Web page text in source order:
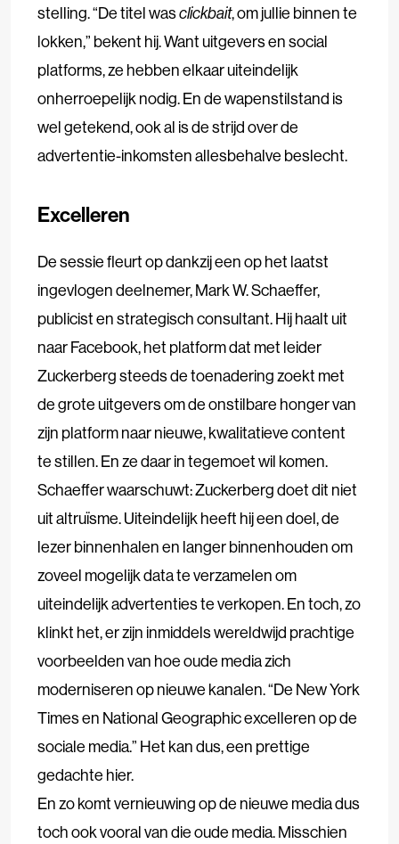
stelling. “De titel wasclickbait, om jullie binnen te
lokken,” bekent hij. Want uitgevers en social
platforms, ze hebben elkaar uiteindelijk
onherroepelijk nodig. En de wapenstilstand is
wel getekend, ook al is de strijd over de
advertentie-inkomsten allesbehalve beslecht.
Excelleren
De sessie fleurt op dankzij een op het laatst
ingevlogen deelnemer, Mark W. Schaeffer,
publicist en strategisch consultant. Hij haalt uit
naar Facebook, het platform dat met leider
Zuckerberg steeds de toenadering zoekt met
de grote uitgevers om de onstilbare honger van
zijn platform naar nieuwe, kwalitatieve content
te stillen. En ze daar in tegemoet wil komen.
Schaeffer waarschuwt: Zuckerberg doet dit niet
uit altruïsme. Uiteindelijk heeft hij een doel, de
lezer binnenhalen en langer binnenhouden om
zoveel mogelijk data te verzamelen om
uiteindelijk advertenties te verkopen. En toch, zo
klinkt het, er zijn inmiddels wereldwijd prachtige
voorbeelden van hoe oude media zich
moderniseren op nieuwe kanalen. “De New York
Times en National Geographic excelleren op de
sociale media.” Het kan dus, een prettige
gedachte hier.
En zo komt vernieuwing op de nieuwe media dus
toch ook vooral van die oude media. Misschien